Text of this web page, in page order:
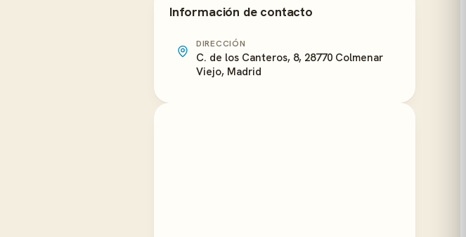
Información de contacto
DIRECCIÓN
C. de los Canteros, 8, 28770 Colmenar
Viejo, Madrid